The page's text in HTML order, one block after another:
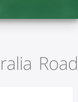
Road